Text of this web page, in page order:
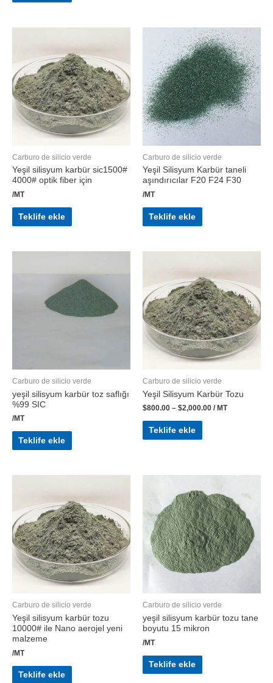
Carburo de silicio verde
Yeşil silisyum karbür sic1500#
4000# optik fiber için
/MT
Teklife ekle
Carburo de silicio verde
Yeşil Silisyum Karbür taneli
aşındırıcılar F20 F24 F30
/MT
Teklife ekle
Carburo de silicio verde
yeşil silisyum karbür toz saflığı
%99 SIC
/MT
Teklife ekle
Carburo de silicio verde
Yeşil Silisyum Karbür Tozu
$800.00 – $2,000.00 / MT
Teklife ekle
Carburo de silicio verde
Yeşil silisyum karbür tozu
10000# ile Nano aerojel yeni
malzeme
/MT
Teklife ekle
Carburo de silicio verde
yeşil silisyum karbür tozu tane
boyutu 15 mikron
/MT
Teklife ekle